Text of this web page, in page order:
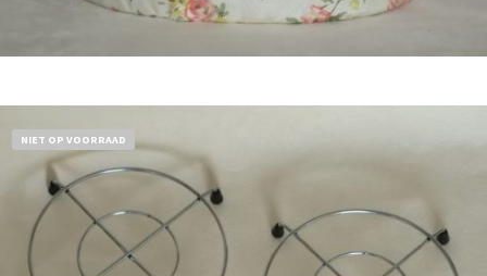
NIET OP VOORRAAD